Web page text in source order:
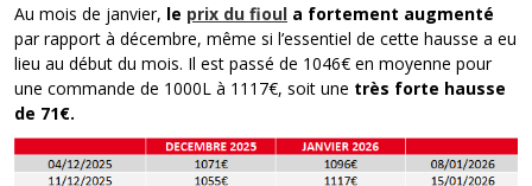
Au mois de janvier, le prix du fioul a fortement augmenté
par rapport à décembre, même si l’essentiel de cette hausse a eu
lieu au début du mois. Il est passé de 1046€ en moyenne pour
une commande de 1000L à 1117€, soit une très forte hausse
de 71€.